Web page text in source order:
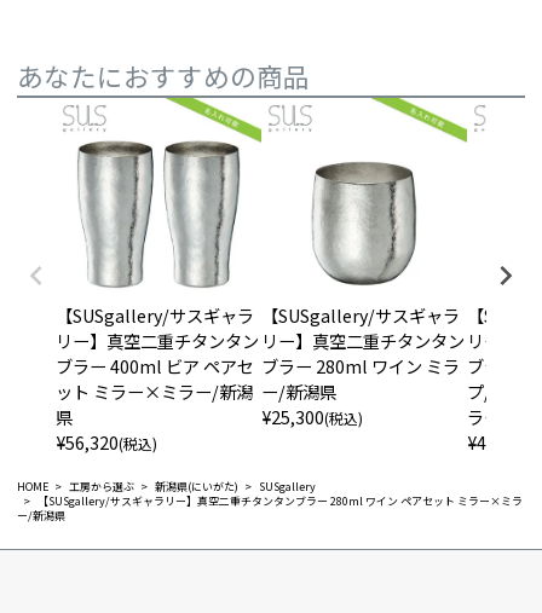
HOME 工房から選ぶ 新潟県(にいがた)
SUSgallery
【SUSgallery/サスギャラリー】真空二重チタンタンブラー 280ml ワイン ペアセット ミラー×ミラ
ー/新潟県
あなたにおすすめの商品
【SUSgallery/サスギャラ
リー】真空二重チタンタン
ブラー 400ml ビア ペアセ
ット ミラー×ミラー/新潟
県
¥56,320(税込)
【SUSgallery/サスギャラ
リー】真空二重チタンタン
ブラー 280ml ワイン ミラ
ー/新潟県
¥25,300(税込)
【
リー】
ブラー
プ/ペア
ラー/新
¥40,920